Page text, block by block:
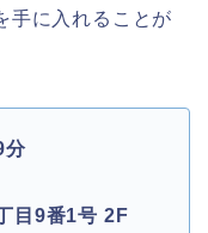
手に入れることが
分
目9番1号 2F